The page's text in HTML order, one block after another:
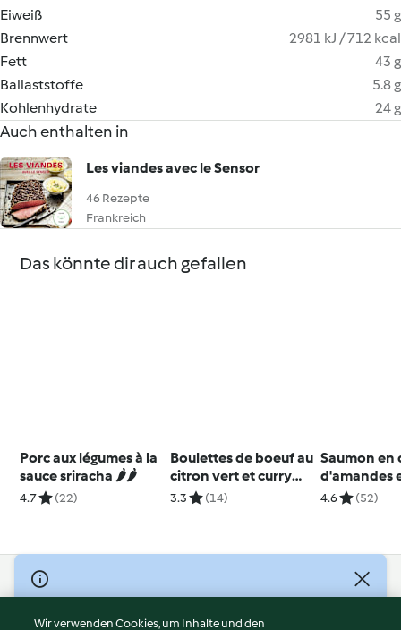
Eiweiß
55 g
Brennwert
2981 kJ / 712 kcal
Fett
43 g
Ballaststoffe
5.8 g
Kohlenhydrate
24 g
Auch enthalten in
Les viandes avec le Sensor
46 Rezepte
Frankreich
Das könnte dir auch gefallen
Porc aux légumes à la
sauce sriracha 🌶️🌶️
4.7 (22)
Boulettes de boeuf au
citron vert et curry
vert
3.3 (14)
Saumon en
d'amandes
4.6 (52)
© Copyright 2026
Nutzungsbedingungen
Wir verwenden Cookies, um Inhalte und den